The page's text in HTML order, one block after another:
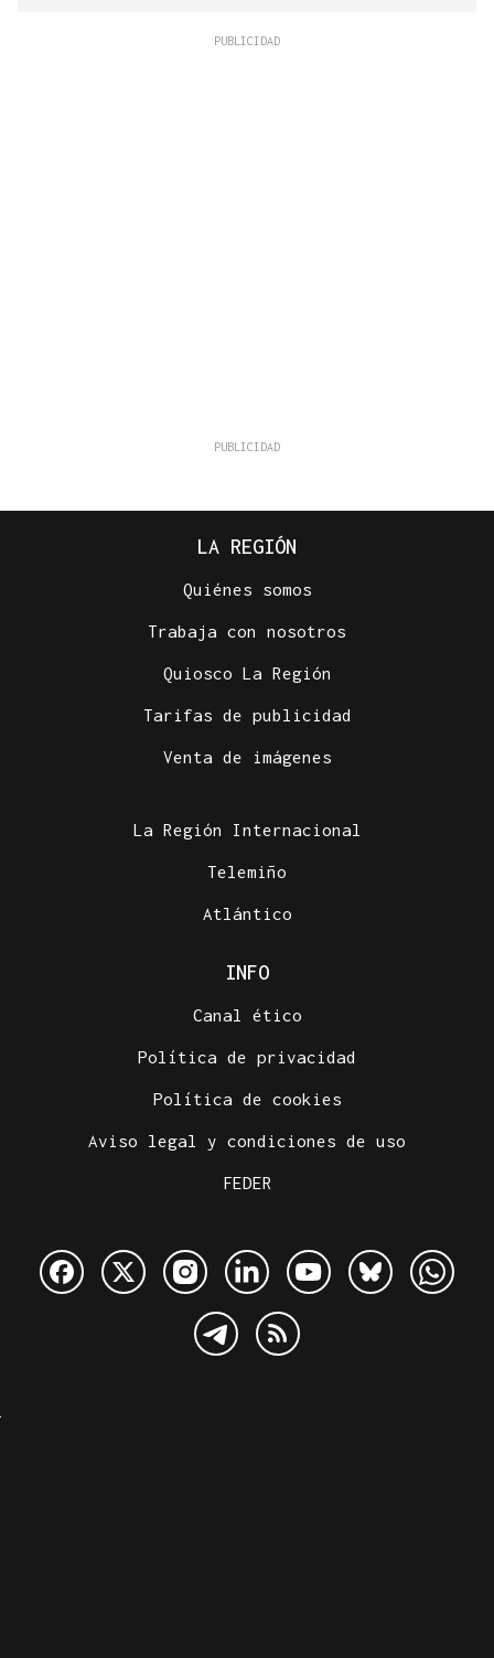
LA REGIÓN
Quiénes somos
Trabaja con nosotros
Quiosco La Región
Tarifas de publicidad
Venta de imágenes
La Región Internacional
Telemiño
Atlántico
INFO
Canal ético
Política de privacidad
Política de cookies
Aviso legal y condiciones de uso
FEDER